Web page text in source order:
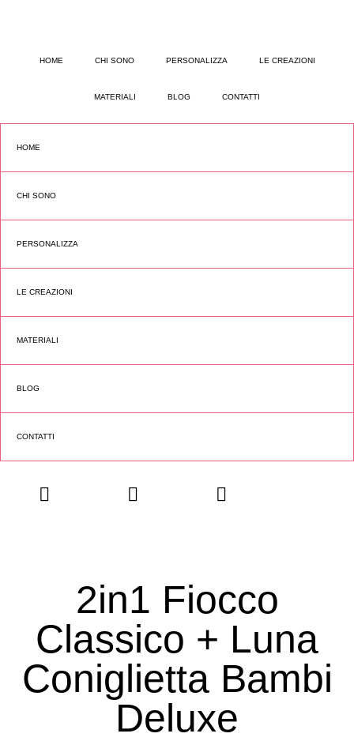
HOME CHI SONO PERSONALIZZA LE CREAZIONI
MATERIALI BLOG CONTATTI
HOME
CHI SONO
PERSONALIZZA
LE CREAZIONI
MATERIALI
BLOG
CONTATTI
2in1 Fiocco
Classico + Luna
Coniglietta Bambi
Deluxe